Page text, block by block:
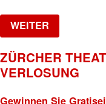
WEITER
ZÜRCHER
VERLOSUNG
Gewinnen Sie